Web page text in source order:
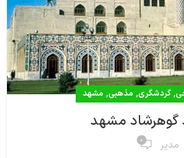
,گردشگری, مذهبی, مشهد
مشهد
مدیر 0